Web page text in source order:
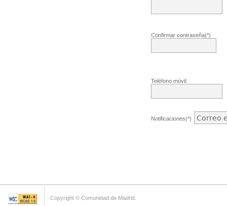
Confirmar contraseña(*)
Teléfono móvil:
Notificaciones(*)
Copyright © Comunidad de Madrid.